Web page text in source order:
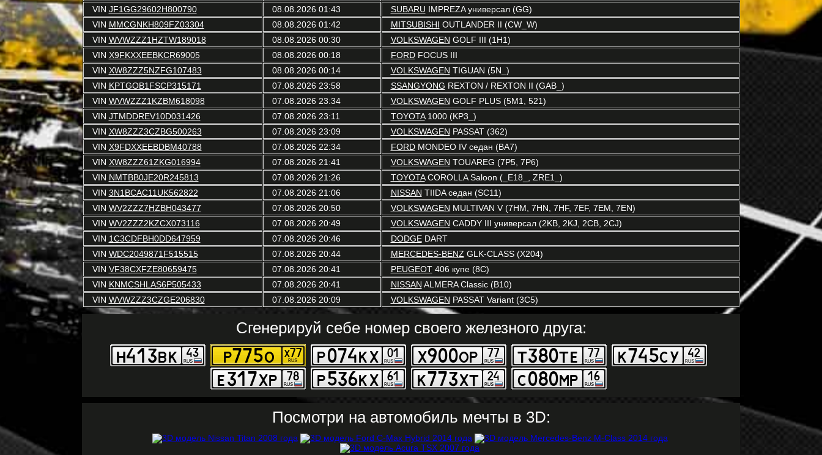
VIN JF1GG29602H800790 08.08.2026 01:43 SUBARU IMPREZA универсал (GG)
VIN MMCGNKH809FZ03304 08.08.2026 01:42 MITSUBISHI OUTLANDER II (CW_W)
VIN WVWZZZ1HZTW189018 08.08.2026 00:30 VOLKSWAGEN GOLF III (1H1)
VIN X9FKXXEEBKCR69005 08.08.2026 00:18 FORDFOCUS III
VIN XW8ZZZ5NZFG107483 08.08.2026 00:14 VOLKSWAGEN TIGUAN (5N_)
VIN KPTGOB1FSCP315171 07.08.2026 23:58 SSANGYONG REXTON / REXTON II (GAB_)
VIN WVWZZZ1KZBM618098 07.08.2026 23:34 VOLKSWAGEN GOLF PLUS (5M1, 521)
VIN JTMDDREV10D031426 07.08.2026 23:11 TOYOTA1000 (KP3_)
VIN XW8ZZZ3CZBG500263 07.08.2026 23:09 VOLKSWAGEN PASSAT (362)
VIN X9FDXXEEBDBM40788 07.08.2026 22:34 FORDMONDEO IV седан (BA7)
VIN XW8ZZZ61ZKG016994 07.08.2026 21:41 VOLKSWAGEN TOUAREG (7P5, 7P6)
VIN NMTBB0JE20R245813 07.08.2026 21:26 TOYOTACOROLLA Saloon (_E18_, ZRE1_)
VIN 3N1BCAC11UK562822 07.08.2026 21:06 NISSAN TIIDA седан (SC11)
VIN WV2ZZZ7HZBH043477 07.08.2026 20:50 VOLKSWAGEN MULTIVAN V (7HM, 7HN, 7HF, 7EF, 7EM, 7EN)
VIN WV2ZZZ2KZCX073116 07.08.2026 20:49 VOLKSWAGEN CADDY III универсал (2KB, 2KJ, 2CB, 2CJ)
VIN 1C3CDFBH0DD647959 07.08.2026 20:46 DODGEDART
VIN WDC2049871F515515 07.08.2026 20:44 MERCEDES-BENZGLK-CLASS (X204)
VIN VF38CXFZE80659475 07.08.2026 20:41 PEUGEOT406 купе (8C)
VIN KNMCSHLAS6P505433 07.08.2026 20:41 NISSAN ALMERA Classic (B10)
VIN WVWZZZ3CZGE206830 07.08.2026 20:09 VOLKSWAGEN PASSAT Variant (3C5)
Сгенерируй себе номер своего железного друга:
Посмотри на автомобиль мечты в 3D: